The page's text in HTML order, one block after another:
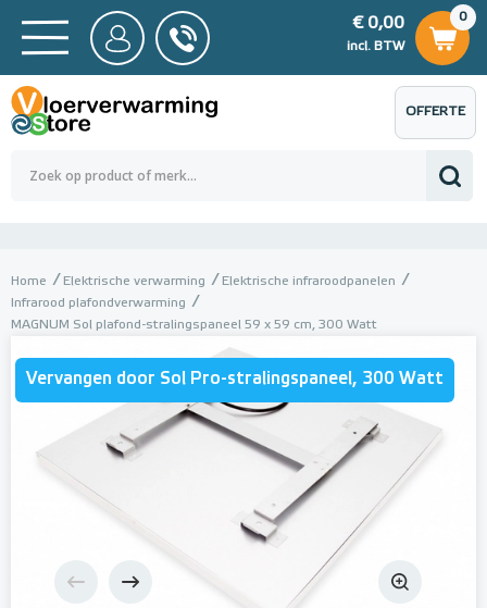
BTW
0,00
0
€ 0,00
incl. BTW
€ 0,00
OFFERTE
AANVRAGEN
Home Elektrische verwarming
Elektrische infraroodpanelen
Infrarood plafondverwarming
MAGNUM Sol plafond-stralingspaneel 59 x 59 cm, 300 Watt
Vervangen door Sol Pro-stralingspaneel, 300 Watt